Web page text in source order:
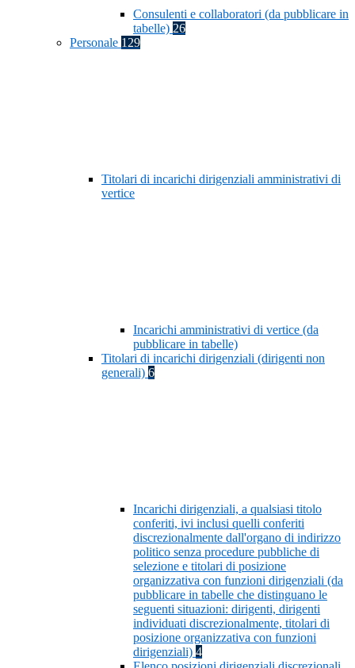
Consulenti e collaboratori (da pubblicare in
tabelle) 26
Personale 129
Titolari di incarichi dirigenziali amministrativi di
vertice
Incarichi amministrativi di vertice (da
pubblicare in tabelle)
Titolari di incarichi dirigenziali (dirigenti non
generali) 6
Incarichi dirigenziali, a qualsiasi titolo
conferiti, ivi inclusi quelli conferiti
discrezionalmente dall'organo di indirizzo
politico senza procedure pubbliche di
selezione e titolari di posizione
organizzativa con funzioni dirigenziali (da
pubblicare in tabelle che distinguano le
seguenti situazioni: dirigenti, dirigenti
individuati discrezionalmente, titolari di
posizione organizzativa con funzioni
dirigenziali) 4